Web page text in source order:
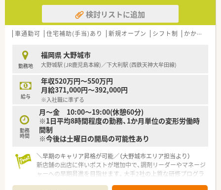
検討リストに追加
車通勤可 住宅補助(手当)あり 新規オープン シフト制 かかりつけ薬剤師
勤務地
福岡県 大野城市
大野城駅 (JR鹿児島本線)／下大利駅 (西鉄天神大牟田線)
給与
年収520万円～550万円
月給371,000円～392,000円
※入社職に準ずる
勤務
時間
月～金 10:00～19:00(休憩60分)
※1日平均8時間程度の勤務、1か月単位の変形労働時
間制
※今後は土曜日の開局の可能性あり
＼早期のキャリア昇格が可能／（大野城市エリア担当より）
新店舗の出店に伴いポストが増加中で、調剤リーダーやマネージ
ャーへの早期昇進を目指せます。大手2社の上質な研修プログラ